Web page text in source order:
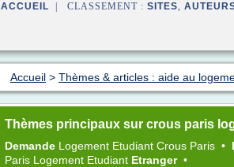
ACCUEIL | CLASSEMENT : SITES,
Accueil > Thèmes & articles : aide au
Thèmes principaux sur crous paris
Demande Logement Etudiant Crous Paris •
Paris Logement Etudiant Etranger •